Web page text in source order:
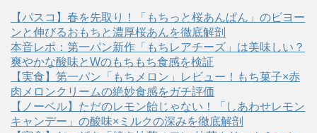
【パスコ】春を先取り！「もちっと桜あんぱん」のビヨー
ンと伸びるおもちと濃厚桜あんを徹底解剖
本音レポ：第一パン新作「もちレアチーズ」は美味しい？
爽やかな酸味とWのもちもち食感を検証
【実食】第一パン「もちメロン」レビュー！もち菓子×赤
肉メロンクリームの絶妙食感をガチ評価
【ノーベル】ただのレモン飴じゃない！「しあわせレモン
キャンデー」の酸味×ミルクの深みを徹底解剖